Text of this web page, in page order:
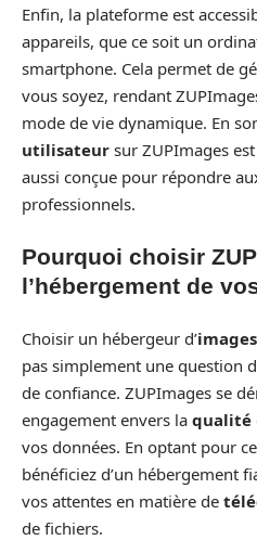
Enfin, la plateforme est
appareils, que ce soit un
smartphone. Cela permet de
vous soyez, rendant
mode de vie dynamique. En
utilisateur sur ZUPImages
aussi conçue pour répondre
professionnels.
Pourquoi choisir
l’hébergement de
Choisir un hébergeur d’images
pas simplement une question
de confiance. ZUPImages se
engagement envers la qualité
vos données. En optant pour
bénéficiez d’un hébergement
vos attentes en matière de
de fichiers.